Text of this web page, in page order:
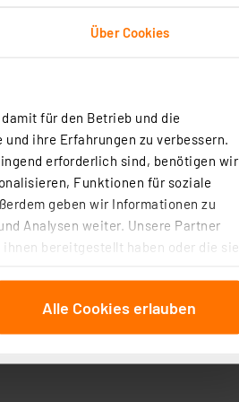
Über Cookies
für den Betrieb und die
ihre Erfahrungen zu verbessern.
erforderlich sind, benötigen wir
Funktionen für soziale
geben wir Informationen zu
Analysen weiter. Unsere Partner
bereitgestellt haben oder die sie
Verarbeitungszwecke (Art. 6
Anbieter ist durch Klick auf den
Alle Cookies erlauben